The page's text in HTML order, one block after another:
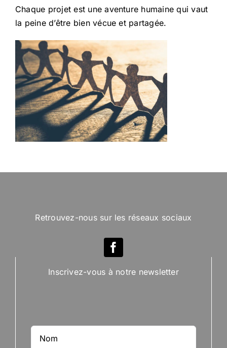
Chaque projet est une aventure humaine qui vaut
la peine d’être bien vécue et partagée.
Retrouvez-nous sur les réseaux sociaux
Inscrivez-vous à notre newsletter